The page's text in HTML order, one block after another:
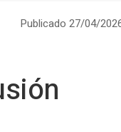
Publicado 27/04/